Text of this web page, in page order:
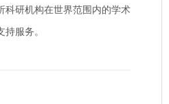
科研机构在世界范围内的学术
服务。